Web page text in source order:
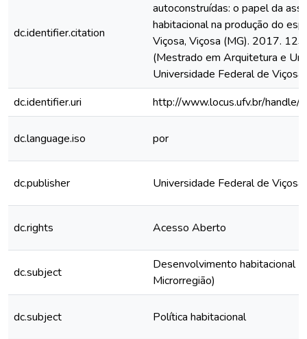
dc.identifier.citation
autoconstruídas: o papel da
habitacional na produção do
Viçosa, Viçosa (MG). 2017.
(Mestrado em Arquitetura e
Universidade Federal de
dc.identifier.uri
http://www.locus.ufv.br/
dc.language.iso por
dc.publisher Universidade Federal de Viçosa
dc.rights Acesso Aberto
dc.subject
Desenvolvimento habitacional -
Microrregião)
dc.subject Política habitacional